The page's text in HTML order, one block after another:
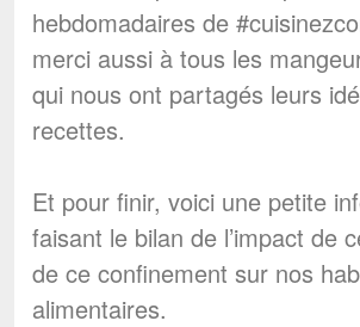
hebdomadaires de
merci aussi à tous les
qui nous ont partagés leurs
recettes.
Et pour finir, voici une petite
faisant le bilan de l’impact de
de ce confinement sur nos
alimentaires.